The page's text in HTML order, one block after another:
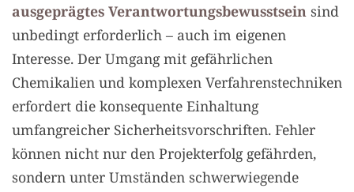
ausgeprägtes Verantwortungsbewusstsein sind
unbedingt erforderlich – auch im eigenen
Interesse. Der Umgang mit gefährlichen
Chemikalien und komplexen Verfahrenstechniken
erfordert die konsequente Einhaltung
umfangreicher Sicherheitsvorschriften. Fehler
können nicht nur den Projekterfolg gefährden,
sondern unter Umständen schwerwiegende